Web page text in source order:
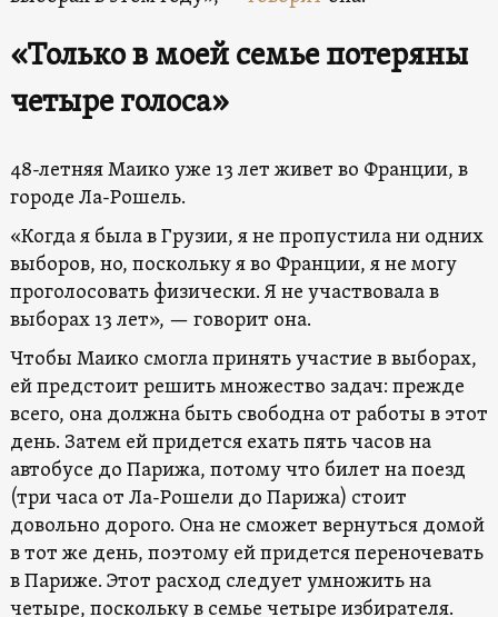
«Только в моей семье потеряны
четыре голоса»
48-летняя Маико уже 13 лет живет во Франции, в
городе Ла-Рошель.
«Когда я была в Грузии, я не пропустила ни одних
выборов, но, поскольку я во Франции, я не могу
проголосовать физически. Я не участвовала в
выборах 13 лет», — говорит она.
Чтобы Маико смогла принять участие в выборах,
ей предстоит решить множество задач: прежде
всего, она должна быть свободна от работы в этот
день. Затем ей придется ехать пять часов на
автобусе до Парижа, потому что билет на поезд
(три часа от Ла-Рошели до Парижа) стоит
довольно дорого. Она не сможет вернуться домой
в тот же день, поэтому ей придется переночевать
в Париже. Этот расход следует умножить на
четыре, поскольку в семье четыре избирателя.